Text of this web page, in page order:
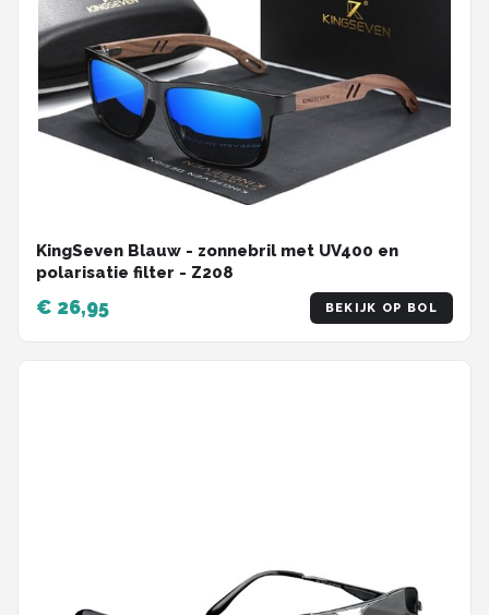
KingSeven Blauw - zonnebril met UV400 en
polarisatie filter - Z208
€ 26,95 BEKIJK OP BOL